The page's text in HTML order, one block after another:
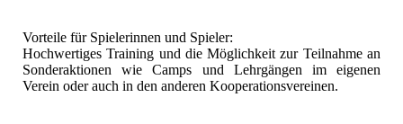
Vorteile für Spielerinnen und Spieler:
Hochwertiges Training und die Möglichkeit zur Teilnahme an
Sonderaktionen wie Camps und Lehrgängen im eigenen
Verein oder auch in den anderen Kooperationsvereinen.